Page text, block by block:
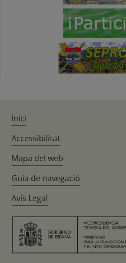
Inici
Accessibilitat
Mapa del web
Guia de navegació
Avís Legal